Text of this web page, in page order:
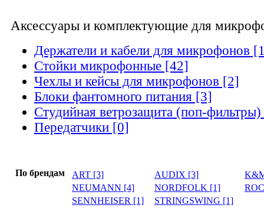
Аксессуары и комплектующие для
Держатели и кабели для микрофонов
Стойки микрофонные [42]
Чехлы и кейсы для микрофонов [2]
Блоки фантомного питания [3]
Студийная ветрозащита (поп-
Передатчики [0]
По брендам ART [3] AUDIX [3]
NEUMANN [4]
NORDFOLK [1]
SENNHEISER [1]
STRINGSWING [1]